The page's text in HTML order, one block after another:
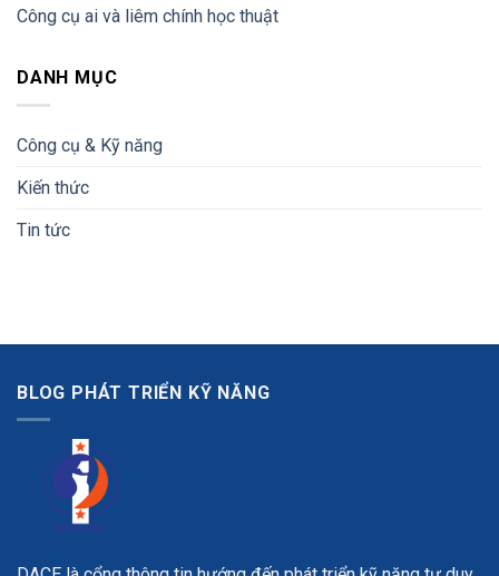
Công cụ ai và liêm chính học thuật
DANH MỤC
Công cụ & Kỹ năng
Kiến thức
Tin tức
BLOG PHÁT TRIỂN KỸ NĂNG